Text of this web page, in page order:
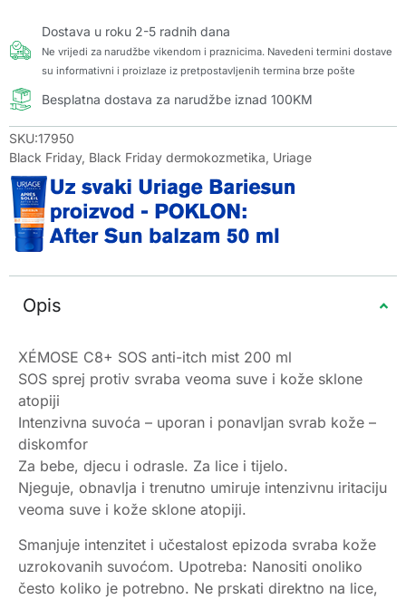
Dostava u roku 2-5 radnih dana
Ne vrijedi za narudžbe vikendom i praznicima. Navedeni termini dostave
su informativni i proizlaze iz pretpostavljenih termina brze pošte
Besplatna dostava za narudžbe iznad 100KM
SKU:17950
Black Friday, Black Friday dermokozmetika, Uriage
Opis
XÉMOSE C8+ SOS anti-itch mist 200 ml
SOS sprej protiv svraba veoma suve i kože sklone
atopiji
Intenzivna suvoća – uporan i ponavljan svrab kože –
diskomfor
Za bebe, djecu i odrasle. Za lice i tijelo.
Njeguje, obnavlja i trenutno umiruje intenzivnu iritaciju
veoma suve i kože sklone atopiji.
Smanjuje intenzitet i učestalost epizoda svraba kože
uzrokovanih suvoćom. Upotreba: Nanositi onoliko
često koliko je potrebno. Ne prskati direktno na lice,